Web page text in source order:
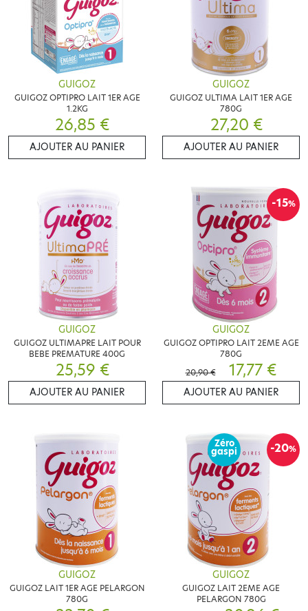
GUIGOZ
GUIGOZ OPTIPRO LAIT 1ER AGE
1.2KG
26,85 €
AJOUTER AU PANIER
GUIGOZ
GUIGOZ ULTIMA LAIT 1ER AGE
780G
27,20 €
AJOUTER AU PANIER
GUIGOZ
GUIGOZ ULTIMAPRE LAIT POUR
BEBE PREMATURE 400G
25,59 €
AJOUTER AU PANIER
-15%
GUIGOZ
GUIGOZ OPTIPRO LAIT 2EME AGE
780G
20,90 €
17,77 €
AJOUTER AU PANIER
GUIGOZ
GUIGOZ LAIT 1ER AGE PELARGON
780G
-20%
Zéro
gaspi
GUIGOZ
GUIGOZ LAIT 2EME AGE
PELARGON 780G